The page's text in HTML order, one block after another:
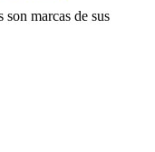
marcas de sus